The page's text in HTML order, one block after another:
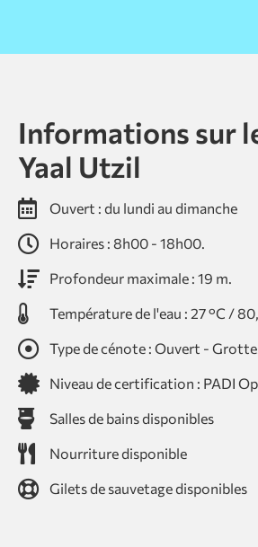
Informations sur
Yaal Utzil
Ouvert : du lundi au dimanche
Horaires : 8h00 - 18h00.
Profondeur maximale : 19 m.
Température de l'eau : 27 °C /
Type de cénote : Ouvert -
Niveau de certification : PADI
Salles de bains disponibles
Nourriture disponible
Gilets de sauvetage disponibles